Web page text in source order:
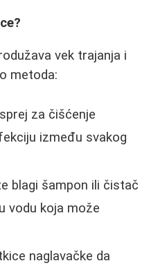
vek trajanja i
metoda:
za čišćenje
između svakog
blagi šampon ili čistač
vodu koja može
naglavačke da